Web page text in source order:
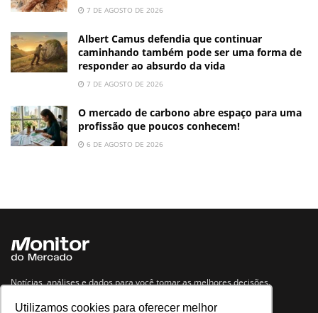
Utilizamos cookies para oferecer melhor
7 DE AGOSTO DE 2026
Albert Camus defendia que continuar
caminhando também pode ser uma forma de
responder ao absurdo da vida
7 DE AGOSTO DE 2026
O mercado de carbono abre espaço para uma
profissão que poucos conhecem!
6 DE AGOSTO DE 2026
Notícias, análises e dados para você tomar as melhores decisões.